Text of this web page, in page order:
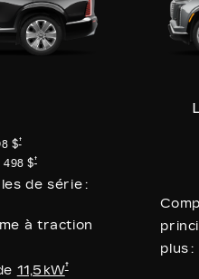
$†
498 $†
de série :
à traction
11,5 kW†
plus :